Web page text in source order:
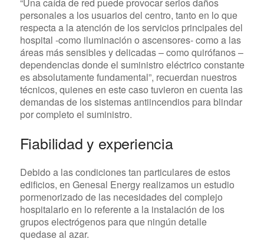
personales a los usuarios del centro, tanto en lo que
respecta a la atención de los servicios principales del
hospital -como iluminación o ascensores- como a las
áreas más sensibles y delicadas – como quirófanos –
dependencias donde el suministro eléctrico constante
es absolutamente fundamental”, recuerdan nuestros
técnicos, quienes en este caso tuvieron en cuenta las
demandas de los sistemas antiincendios para blindar
por completo el suministro.
Fiabilidad y experiencia
Debido a las condiciones tan particulares de estos
edificios, en Genesal Energy realizamos un estudio
pormenorizado de las necesidades del complejo
hospitalario en lo referente a la instalación de los
grupos electrógenos para que ningún detalle
quedase al azar.